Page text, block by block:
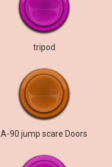
tripod
A-90 jump scare Doors